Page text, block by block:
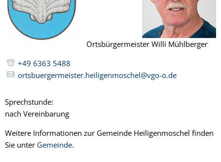
Ortsbürgermeister Willi Mühlberger
+49 6363 5488
ortsbuergermeister.heiligenmoschel@vgo-o.de
Sprechstunde:
nach Vereinbarung
Weitere Informationen zur Gemeinde Heiligenmoschel finden
Sie unter Gemeinde.